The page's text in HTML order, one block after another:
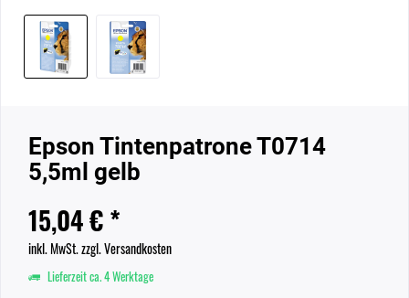
Epson Tintenpatrone T0714
5,5ml gelb
15,04 € *
inkl. MwSt.zzgl. Versandkosten
Lieferzeit ca. 4 Werktage